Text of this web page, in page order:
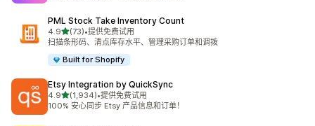
PML Stock Take Inventory Count
4.9星（满分 5 星）
(73)
总共 73 条评论
•提供免费试用
扫描条形码、清点库存水平、管理采购订单和调拨
Built for Shopify
Etsy Integration by QuickSync
4.9星（满分 5 星）
(1,934)
总共 1934 条评论
•提供免费试用
100% 安心同步 Etsy 产品信息和订单！